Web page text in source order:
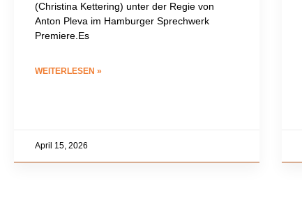
(Christina Kettering) unter der Regie von
Anton Pleva im Hamburger Sprechwerk
Premiere.Es
WEITERLESEN »
April 15, 2026